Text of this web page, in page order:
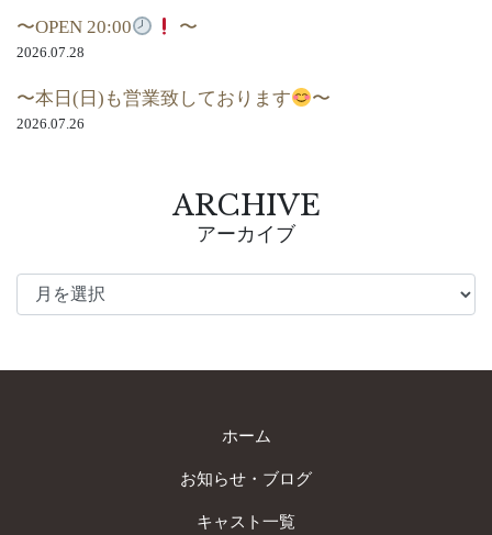
〜OPEN 20:00 〜
2026.07.28
〜本日(日)も営業致しております 〜
2026.07.26
ARCHIVE
アーカイブ
ホーム
お知らせ・ブログ
キャスト一覧